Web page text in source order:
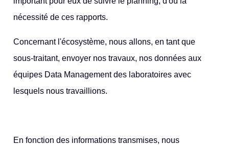
nécessité de ces rapports.
Concernant l'écosystème, nous allons, en tant que
sous-traitant, envoyer nos travaux, nos données aux
équipes Data Management des laboratoires avec
lesquels nous travaillions.
En fonction des informations transmises, nous